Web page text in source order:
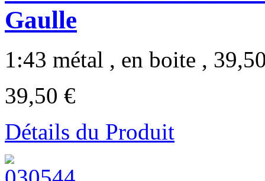
Gaulle
1:43 métal , en boite ,
39,50 €
Détails du Produit